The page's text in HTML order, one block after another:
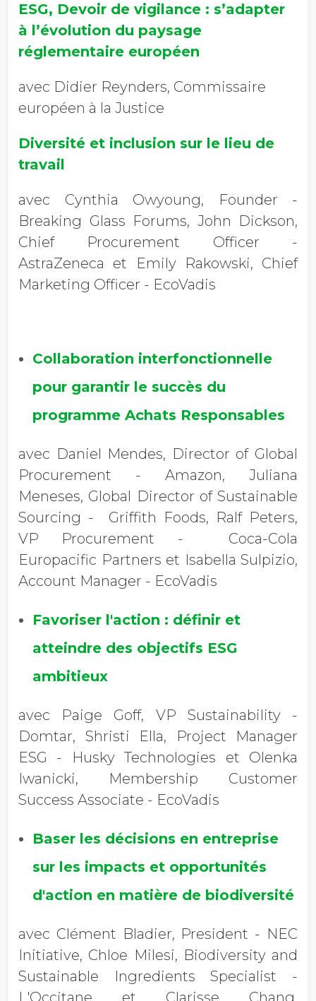
ESG, Devoir de vigilance : s’adapter
à l’évolution du paysage
réglementaire européen
avec Didier Reynders, Commissaire
européen à la Justice
Diversité et inclusion sur le lieu de
travail
avec Cynthia Owyoung, Founder -
Breaking Glass Forums, John Dickson,
Chief Procurement Officer -
AstraZeneca et Emily Rakowski, Chief
Marketing Officer - EcoVadis
Collaboration interfonctionnelle
pour garantir le succès du
programme Achats Responsables
avec Daniel Mendes, Director of Global
Procurement - Amazon, Juliana
Meneses, Global Director of Sustainable
Sourcing - Griffith Foods, Ralf Peters,
VP Procurement - Coca-Cola
Europacific Partners et Isabella Sulpizio,
Account Manager - EcoVadis
Favoriser l'action : définir et
atteindre des objectifs ESG
ambitieux
avec Paige Goff, VP Sustainability -
Domtar, Shristi Ella, Project Manager
ESG - Husky Technologies et Olenka
Iwanicki, Membership Customer
Success Associate - EcoVadis
Baser les décisions en entreprise
sur les impacts et opportunités
d'action en matière de biodiversité
avec Clément Bladier, President - NEC
Initiative, Chloe Milesi, Biodiversity and
Sustainable Ingredients Specialist -
L'Occitane et Clarisse Chang,